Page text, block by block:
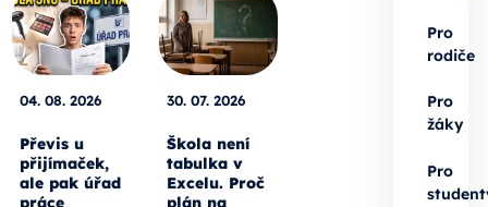
04. 08. 2026
Převis u
přijímaček,
ale pak úřad
práce
30. 07. 2026
Škola není
tabulka v
Excelu. Proč
plán na
Pro
rodiče
Pro
žáky
Pro